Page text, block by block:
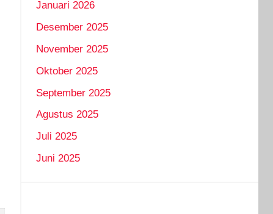
Januari 2026
Desember 2025
November 2025
Oktober 2025
September 2025
Agustus 2025
Juli 2025
Juni 2025